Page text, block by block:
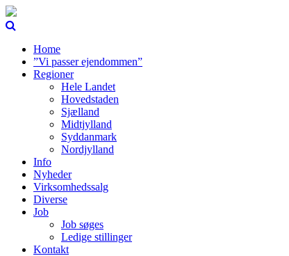
Home
”Vi passer ejendommen”
Regioner
Hele Landet
Hovedstaden
Sjælland
Midtjylland
Syddanmark
Nordjylland
Info
Nyheder
Virksomhedssalg
Diverse
Job
Job søges
Ledige stillinger
Kontakt